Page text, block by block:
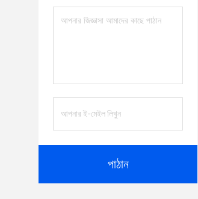
পাঠান